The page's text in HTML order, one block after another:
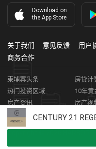
CENTURY 21
Download on
the App Store
关于我们 意见反馈 用户
商务合作
柬埔寨头条 房贷计
热门投资区域
10年黄
房产资讯
房产视
获取客资
柬埔寨
HARBOR